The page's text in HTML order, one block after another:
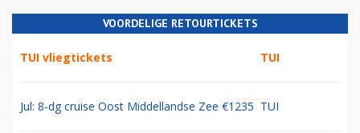
VOORDELIGE RETOURTICKETS
TUI vliegtickets TUI
Jul: 8-dg cruise Oost Middellandse Zee €1235 TUI